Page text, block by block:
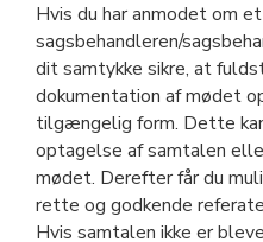
Hvis du har anmodet om
sagsbehandleren/
dit samtykke sikre, at
dokumentation af mødet
tilgængelig form. Dette
optagelse af samtalen
mødet. Derefter får du
rette og godkende
Hvis samtalen ikke er